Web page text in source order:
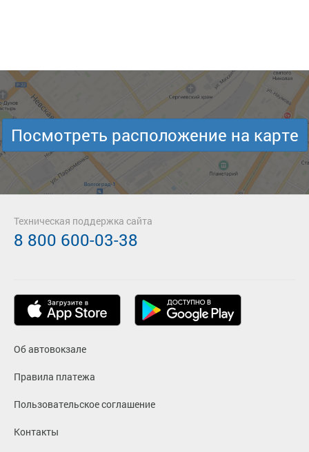
Посмотреть расположение на карте
Об автовокзале
Правила платежа
Пользовательское соглашение
Контакты
Техническая поддержка сайта
8 800 600-03-38